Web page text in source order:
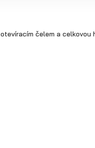
čelem a celkovou